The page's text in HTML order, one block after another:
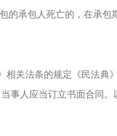
的承包人死亡的，在承包
关法条的规定《民法典
事人应当订立书面合同。